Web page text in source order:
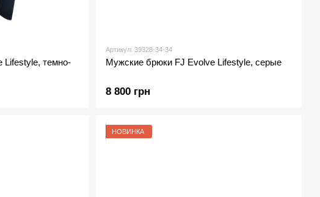
темно-
Артикул: 39328-34-34
Мужские брюки FJ Evolve Lifestyle, серые
8 800 грн
НОВИНКА